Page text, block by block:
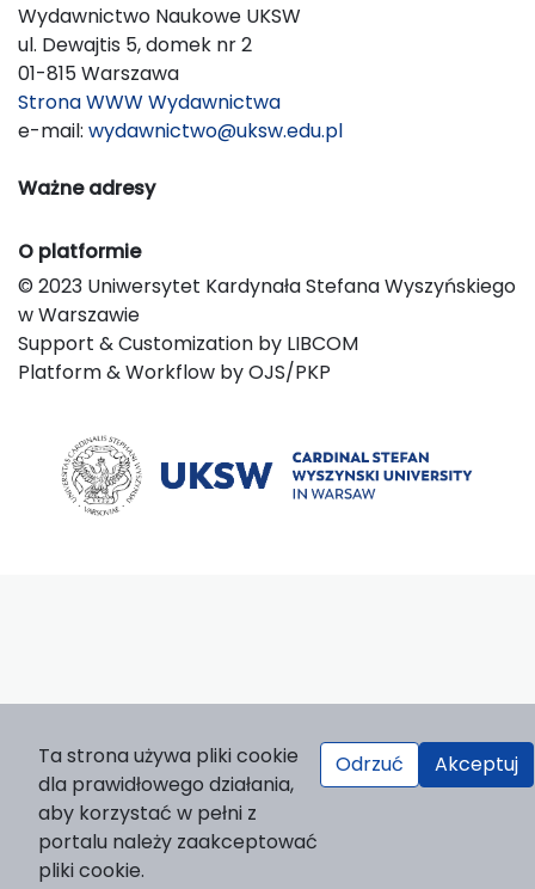
Wydawnictwo Naukowe UKSW
ul. Dewajtis 5, domek nr 2
01-815 Warszawa
Strona WWW Wydawnictwa
e-mail: wydawnictwo@uksw.edu.pl
Ważne adresy
O platformie
© 2023 Uniwersytet Kardynała Stefana Wyszyńskiego
w Warszawie
Support & Customization by LIBCOM
Platform & Workflow by OJS/PKP
Ta strona używa pliki cookie
dla prawidłowego działania,
aby korzystać w pełni z
portalu należy zaakceptować
pliki cookie.
Odrzuć Akceptuj